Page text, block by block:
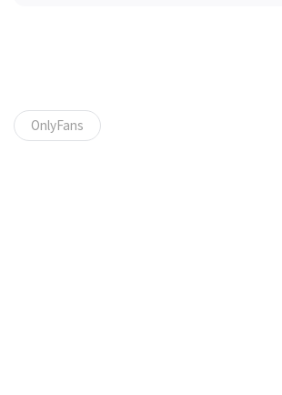
OnlyFans